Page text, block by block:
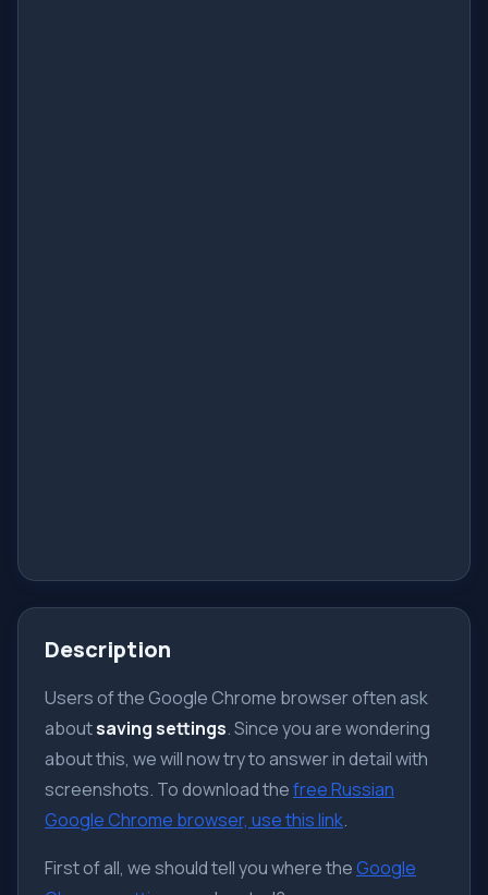
Description
Users of the Google Chrome browser often ask
aboutsaving settings. Since you are wondering
about this, we will now try to answer in detail with
screenshots. To download thefree Russian
Google Chrome browser, use this link.
First of all, we should tell you where theGoogle